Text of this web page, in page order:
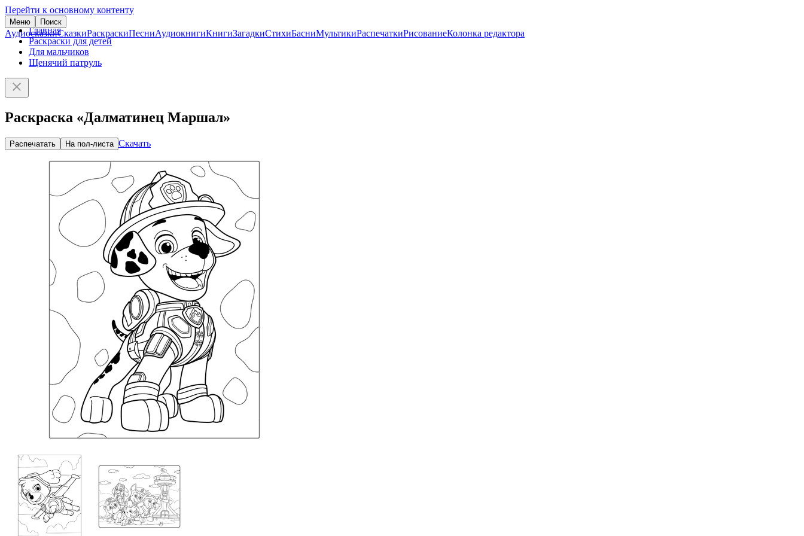
Перейти к основному контенту
Меню Поиск
АудиосказкиСказкиРаскраскиПесниАудиокнигиКнигиЗагадкиСтихиБасниМультикиРаспечаткиРисованиеКолонка редактора
Главная
Раскраски для детей
Для мальчиков
Щенячий патруль
Раскраска «Далматинец Маршал»
Распечатать На пол-листа Скачать